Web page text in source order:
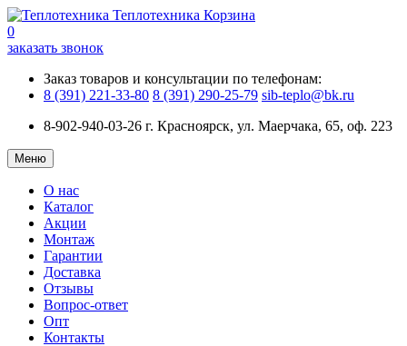
Теплотехника Корзина
0
заказать звонок
Заказ товаров и консультации по телефонам:
8 (391) 221-33-80 8 (391) 290-25-79 sib-teplo@bk.ru
8-902-940-03-26 г. Красноярск, ул. Маерчака, 65, оф. 223
Меню
О нас
Каталог
Акции
Монтаж
Гарантии
Доставка
Отзывы
Вопрос-ответ
Опт
Контакты